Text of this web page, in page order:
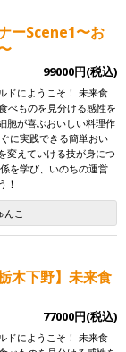
ーScene1〜お
99000円(税込)
ドにようこそ！ 未来食
べものを見分ける感性を
胞が喜ぶおいしい料理作
に実践できる簡単おい
変えていける技が身につ
を学び、いのちの運営
！
こ
木下野】未来食
77000円(税込)
ドにようこそ！ 未来食